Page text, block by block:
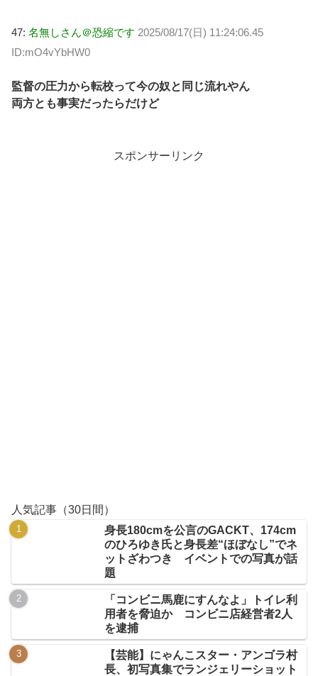
47: 名無しさん＠恐縮です 2025/08/17(日) 11:24:06.45
ID:mO4vYbHW0
監督の圧力から転校って今の奴と同じ流れやん
両方とも事実だったらだけど
スポンサーリンク
人気記事（30日間）
身長180cmを公言のGACKT、174cm
のひろゆき氏と身長差“ほぼなし”でネ
ットざわつき イベントでの写真が話
題
「コンビニ馬鹿にすんなよ」トイレ利
用者を脅迫か コンビニ店経営者2人
を逮捕
【芸能】にゃんこスター・アンゴラ村
長、初写真集でランジェリーショット